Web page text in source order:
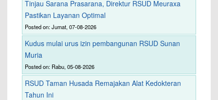
Tinjau Sarana Prasarana, Direktur RSUD Meuraxa
Pastikan Layanan Optimal
Posted on: Jumat, 07-08-2026
Kudus mulai urus izin pembangunan RSUD Sunan
Muria
Posted on: Rabu, 05-08-2026
RSUD Taman Husada Remajakan Alat Kedokteran
Tahun Ini